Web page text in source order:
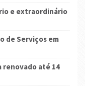
e extraordinário
de Serviços em
renovado até 14